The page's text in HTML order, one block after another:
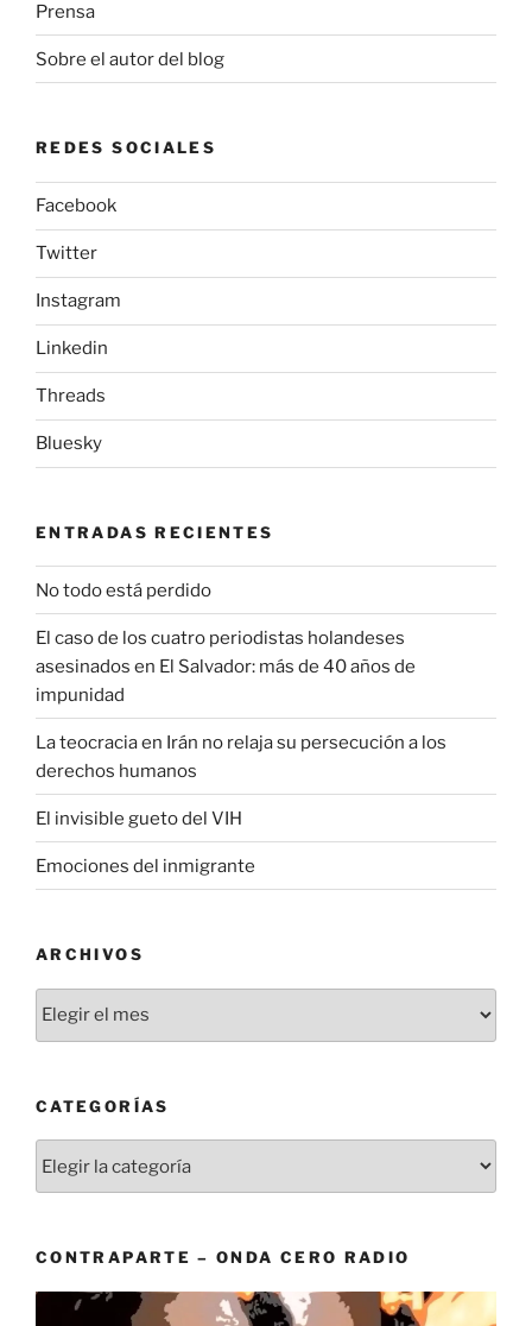
Prensa
Sobre el autor del blog
REDES SOCIALES
Facebook
Twitter
Instagram
Linkedin
Threads
Bluesky
ENTRADAS RECIENTES
No todo está perdido
El caso de los cuatro periodistas holandeses
asesinados en El Salvador: más de 40 años de
impunidad
La teocracia en Irán no relaja su persecución a los
derechos humanos
El invisible gueto del VIH
Emociones del inmigrante
ARCHIVOS
CATEGORÍAS
CONTRAPARTE – ONDA CERO RADIO